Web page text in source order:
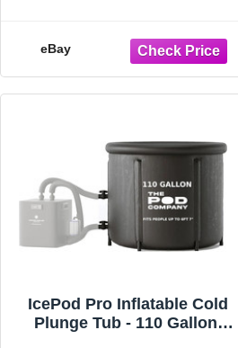
eBay
IcePod Pro Inflatable Cold
Plunge Tub - 110 Gallon,